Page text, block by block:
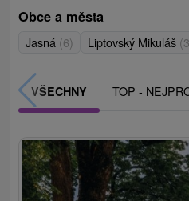
Obce a města
Jasná (6) Liptovský Mikuláš
VŠECHNY TOP -